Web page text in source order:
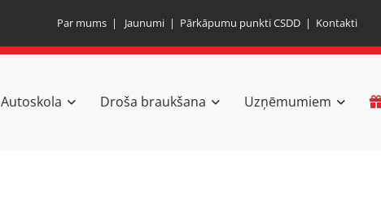
Par mums| Jaunumi | Pārkāpumu punkti CSDD| Kontakti
Autoskola Droša braukšana Uzņēmumiem